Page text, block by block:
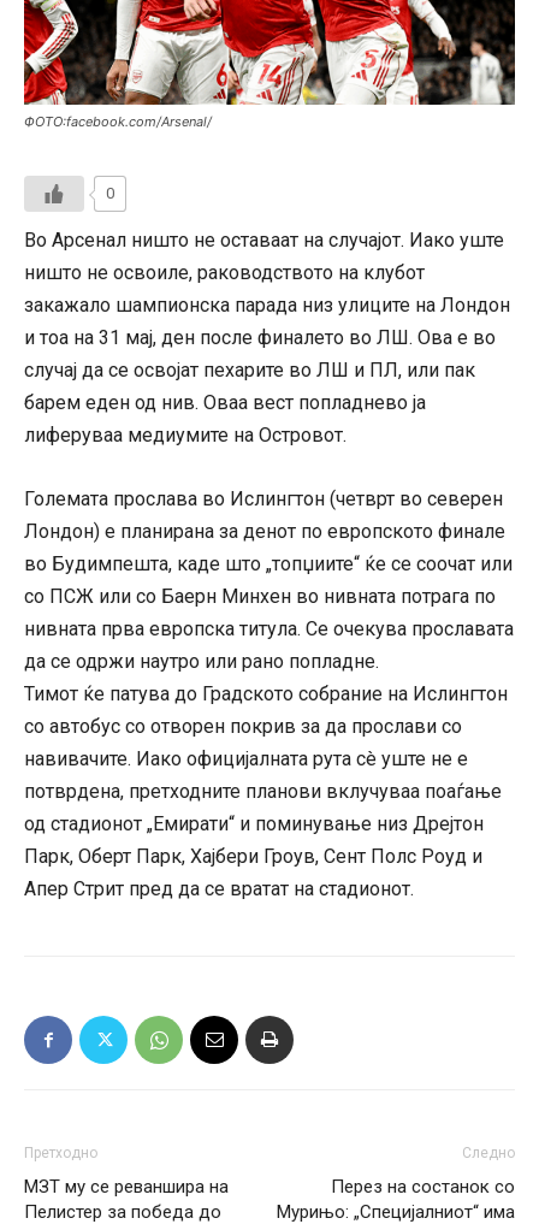
ФОТО:facebook.com/Arsenal/
0
Во Арсенал ништо не оставаат на случајот. Иако уште
ништо не освоиле, раководството на клубот
закажало шампионска парада низ улиците на Лондон
и тоа на 31 мај, ден после финалето во ЛШ. Ова е во
случај да се освојат пехарите во ЛШ и ПЛ, или пак
барем еден од нив. Оваа вест попладнево ја
лиферуваа медиумите на Островот.
Големата прослава во Ислингтон (четврт во северен
Лондон) е планирана за денот по европското финале
во Будимпешта, каде што „топџиите“ ќе се соочат или
со ПСЖ или со Баерн Минхен во нивната потрага по
нивната прва европска титула. Се очекува прославата
да се одржи наутро или рано попладне.
Тимот ќе патува до Градското собрание на Ислингтон
со автобус со отворен покрив за да прослави со
навивачите. Иако официјалната рута сè уште не е
потврдена, претходните планови вклучуваа поаѓање
од стадионот „Емирати“ и поминување низ Дрејтон
Парк, Оберт Парк, Хајбери Гроув, Сент Полс Роуд и
Апер Стрит пред да се вратат на стадионот.
Претходно
МЗТ му се реваншира на
Пелистер за победа до
Следно
Перез на состанок со
Мурињо: „Специјалниот“ има